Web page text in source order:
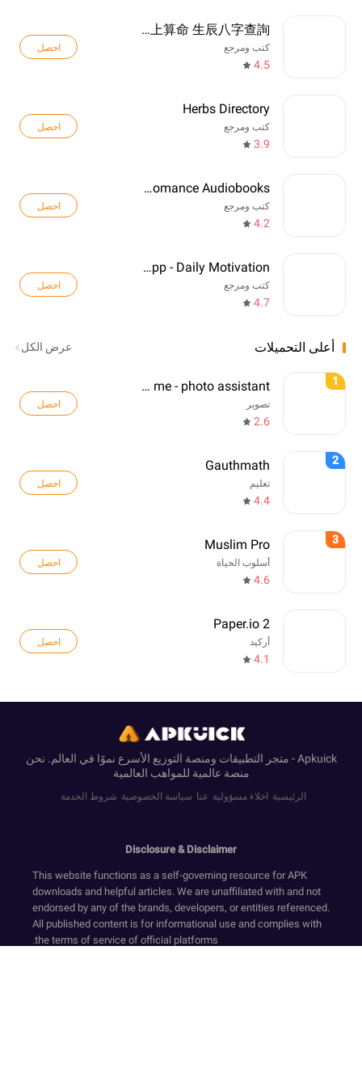
八字排盤-八字算命 八字配對 線上算命 生辰八字查詢
كتب ومرجع
4.5
احصل
Herbs Directory
كتب ومرجع
3.9
احصل
Freewave: Romance Audiobooks
كتب ومرجع
4.2
احصل
Quotes App - Daily Motivation
كتب ومرجع
4.7
احصل
أعلى التحميلات عرض الكل
1
Pose me - photo assistant
تصوير
2.6
احصل
2
Gauthmath
تعليم
4.4
احصل
3
Muslim Pro
أسلوب الحياة
4.6
احصل
Paper.io 2
أركيد
4.1
احصل
Apkuick - متجر التطبيقات ومنصة التوزيع الأسرع نموًا في العالم. نحن
منصة عالمية للمواهب العالمية
الرئيسية اخلاء مسؤولية عنا سياسة الخصوصية شروط الخدمة
Disclosure & Disclaimer
This website functions as a self-governing resource for APK
downloads and helpful articles. We are unaffiliated with and not
endorsed by any of the brands, developers, or entities referenced.
All published content is for informational use and complies with
the terms of service of official platforms.